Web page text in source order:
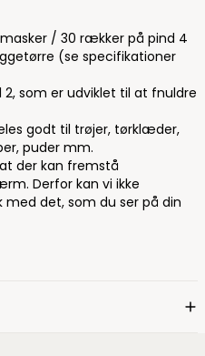
masker / 30 rækker på pind 4
(se specifikationer
som er udviklet til at fnuldre
godt til trøjer, tørklæder,
puder mm.
der kan fremstå
Derfor kan vi ikke
det, som du ser på din